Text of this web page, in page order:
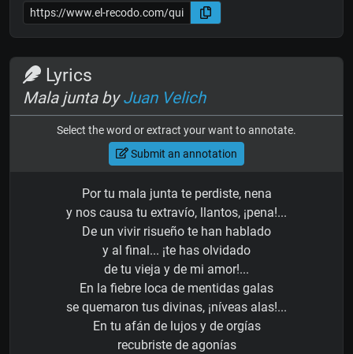
Lyrics
Mala junta byJuan Velich
Select the word or extract your want to annotate.
Submit an annotation
Por tu mala junta te perdiste, nena
y nos causa tu extravío, llantos, ¡pena!...
De un vivir risueño te han hablado
y al final... ¡te has olvidado
de tu vieja y de mi amor!...
En la fiebre loca de mentidas galas
se quemaron tus divinas, ¡níveas alas!...
En tu afán de lujos y de orgías
recubriste de agonías